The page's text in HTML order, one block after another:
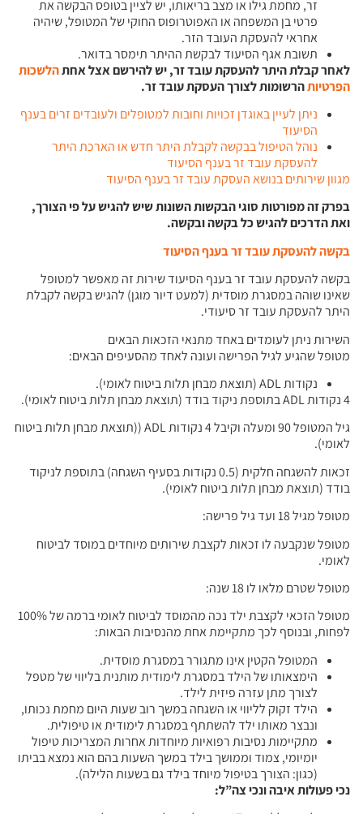
זר, מחמת גילו או מצב בריאותו, יש לציין בטופס הבקשה את
פרטי בן המשפחה או האפוטרופוס החוקי של המטופל, שיהיה
אחראי להעסקת העובד הזר.
תשובת אגף הסיעוד לבקשת ההיתר תימסר בדואר.
לאחר קבלת היתר להעסקת עובד זר, יש להירשם אצל אחתהלשכות
הפרטיותהרשומות לצורך העסקת עובד זר.
ניתן לעיין באוגדן זכויות וחובות למטופלים ולעובדים זרים בענף
הסיעוד
נוהל הטיפול בבקשה לקבלת היתר חדש או הארכת היתר
להעסקת עובד זר בענף הסיעוד
מגוון שירותים בנושא העסקת עובד זר בענף הסיעוד
בפרק זה מפורטות סוגי הבקשות השונות שיש להגיש על פי הצורך,
ואת הדרכים להגיש כלבקשה ובקשה.
בקשה להעסקת עובד זר בענף הסיעוד
בקשה להעסקת עובד זר בענף הסיעוד שירות זה מאפשר למטופל
שאינו שוהה במסגרת מוסדית (למעט דיור מוגן) להגיש בקשה לקבלת
היתר להעסקת עובד זר סיעודי.
השירות ניתן לעומדים באחד מתנאי הזכאות הבאים
מטופל שהגיע לגיל הפרישה ועונה לאחד מהסעיפים הבאים:
נקודות ADL (תוצאת מבחן תלות ביטוח לאומי).
4 נקודות ADL בתוספת ניקוד בודד (תוצאת מבחן תלות ביטוח לאומי).
גיל המטופל 90 ומעלה וקיבל 4 נקודות ADL ((תוצאת מבחן תלות ביטוח
לאומי).
זכאות להשגחה חלקית (0.5 נקודות בסעיף השגחה) בתוספת לניקוד
בודד (תוצאת מבחן תלות ביטוח לאומי).
מטופל מגיל 18 ועד גיל פרישה:
מטופל שנקבעה לו זכאות לקצבת שירותים מיוחדים במוסד לביטוח
לאומי.
מטופל שטרם מלאו לו 18 שנה:
מטופל הזכאי לקצבת ילד נכה מהמוסד לביטוח לאומי ברמה של 100%
לפחות, ובנוסף לכך מתקיימת אחת מהנסיבות הבאות:
המטופל הקטין אינו מתגורר במסגרת מוסדית.
הימצאותו של הילד במסגרת לימודית מותנית בליווי של מטפל
לצורך מתן עזרה פיזית לילד.
הילד זקוק לליווי או השגחה במשך רוב שעות היום מחמת נכותו,
ונבצר מאותו ילד להשתתף במסגרת לימודית או טיפולית.
מתקיימות נסיבות רפואיות מיוחדות אחרות המצריכות טיפול
יומיומי, צמוד וממושך בילד במשך השעות בהם הוא נמצא בביתו
(כגון: הצורך בטיפול מיוחד בילד גם בשעות הלילה).
נכי פעולות איבה ונכי צה”ל: